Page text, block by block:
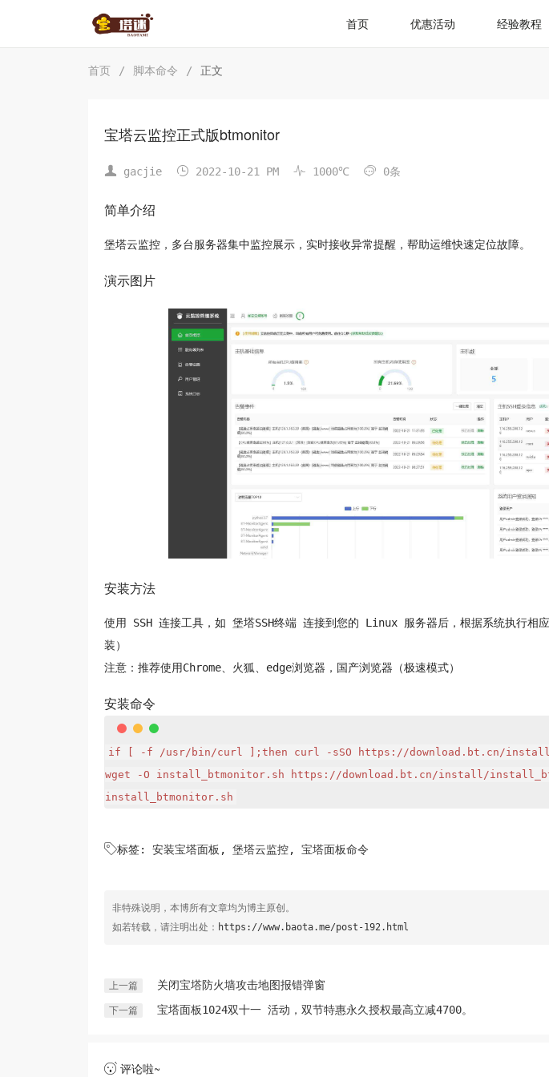
首页 优惠活动 经验教程
首页 / 脚本命令 / 正文
宝塔云监控正式版btmonitor
 gacjie  2022-10-21 PM  1000℃  0条
简单介绍
堡塔云监控，多台服务器集中监控展示，实时接收异常提醒，帮助运维快速定位故障。
演示图片
安装方法
使用 SSH 连接工具，如 堡塔SSH终端 连接到您的 Linux 服务器后，根据系统执行相
装）
注意：推荐使用Chrome、火狐、edge浏览器，国产浏览器（极速模式）
安装命令
if [ -f /usr/bin/curl ];then curl -sSO https://download.bt.cn/
wget -O install_btmonitor.sh https://download.bt.cn/install/
install_btmonitor.sh
标签: 安装宝塔面板 , 堡塔云监控, 宝塔面板命令
非特殊说明，本博所有文章均为博主原创。
如若转载，请注明出处： https://www.baota.me/post-192.html
上一篇 关闭宝塔防火墙攻击地图报错弹窗
下一篇 宝塔面板1024双十一 活动，双节特惠永久授权最高立减4700。
评论啦~